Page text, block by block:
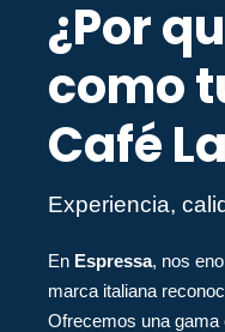
¿Por
como
Café
Experiencia,
En Espressa, nos
marca italiana
Ofrecemos una gama